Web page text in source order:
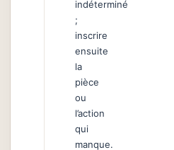
indéterminé
;
inscrire
ensuite
la
pièce
ou
l’action
qui
manque.